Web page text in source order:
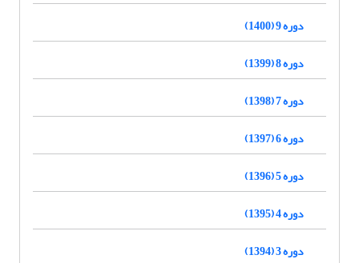
دوره 9 (1400)
دوره 8 (1399)
دوره 7 (1398)
دوره 6 (1397)
دوره 5 (1396)
دوره 4 (1395)
دوره 3 (1394)